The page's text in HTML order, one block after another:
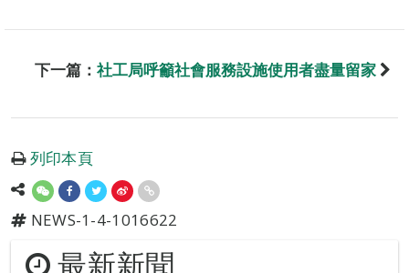
下一篇： 社工局呼籲社會服務設施使用者盡量留家
列印本頁
NEWS-1-4-1016622
最新新聞